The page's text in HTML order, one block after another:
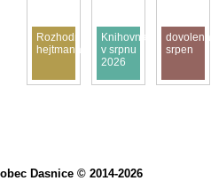
Rozhodnutí
hejtmana
Knihovna
v srpnu
2026
dovolená
srpen
obec Dasnice © 2014-2026